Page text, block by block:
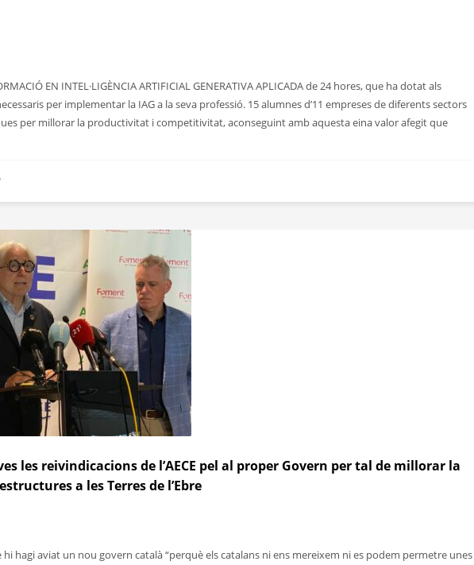
EN INTEL·LIGÈNCIA ARTIFICIAL GENERATIVA APLICADA de 24 hores, que ha dotat als
per implementar la IAG a la seva professió. 15 alumnes d’11 empreses de diferents sectors
per millorar la productivitat i competitivitat, aconseguint amb aquesta eina valor afegit que
les reivindicacions de l’AECE pel al proper Govern per tal de millorar la
a les Terres de l’Ebre
hi hagi aviat un nou govern català “perquè els catalans ni ens mereixem ni es podem permetre unes